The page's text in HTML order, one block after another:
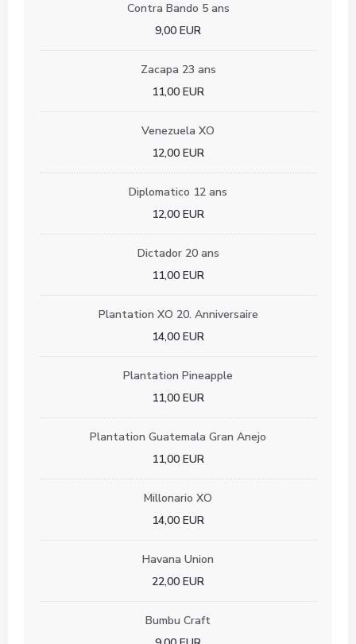
Contra Bando 5 ans
9,00 EUR
Zacapa 23 ans
11,00 EUR
Venezuela XO
12,00 EUR
Diplomatico 12 ans
12,00 EUR
Dictador 20 ans
11,00 EUR
Plantation XO 20. Anniversaire
14,00 EUR
Plantation Pineapple
11,00 EUR
Plantation Guatemala Gran Anejo
11,00 EUR
Millonario XO
14,00 EUR
Havana Union
22,00 EUR
Bumbu Craft